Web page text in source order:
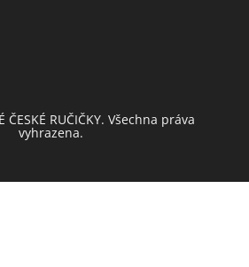
ČESKÉ RUČIČKY. Všechna práva
vyhrazena.